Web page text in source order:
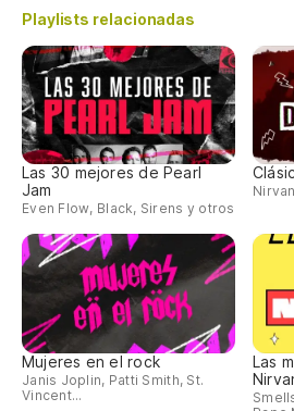
Playlists relacionadas
Las 30 mejores de Pearl
Jam
Even Flow, Black, Sirens y otros
Mujeres en el rock
Janis Joplin, Patti Smith, St.
Vincent...
Las